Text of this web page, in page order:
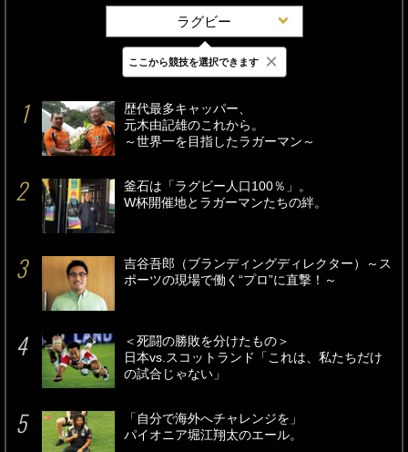
ラグビー
最新 24時間 週間
歴代最多キャッパー、
元木由記雄のこれから。
～世界一を目指したラガーマン～
釜石は「ラグビー人口100％」。
W杯開催地とラガーマンたちの絆。
吉谷吾郎（ブランディングディレクター）～ス
ポーツの現場で働く“プロ”に直撃！～
＜死闘の勝敗を分けたもの＞
日本vs.スコットランド「これは、私たちだけ
の試合じゃない」
「自分で海外へチャレンジを」
パイオニア堀江翔太のエール。
ここから競技を選択できます ×